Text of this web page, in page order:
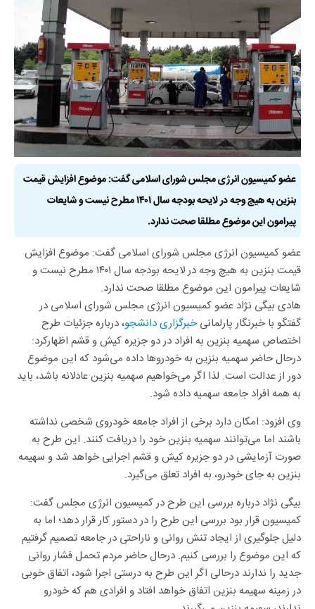
عضو کمیسیون انرژی مجلس شورای اسلامی گفت: موضوع افزایش قیمت
بنزین به هیچ وجه در لایحه بودجه سال ۱۴۰۱ مطرح نیست و شایعات
پیرامون این موضوع مطلقا صحت ندارد.
عضو کمیسیون انرژی مجلس شورای اسلامی گفت: موضوع افزایش
قیمت بنزین به هیچ وجه در لایحه بودجه سال ۱۴۰۱ مطرح نیست و
شایعات پیرامون این موضوع مطلقا صحت ندارد.
هادی بیگی نژاد عضو کمیسیون انرژی مجلس شورای اسلامی در
گفتگو با خبرنگار پارلمانیخبرگزاری دانشجو، درباره جزئیات طرح
اختصاص سهمیه بنزین به افراد در دو جزیره کیش و قشم اظهارکرد:
درحال حاضر سهمیه بنزین به خودروها داده می‌شود که این موضوع
دور از عدالت است. لذا اگر می‌خواهیم سهمیه بنزین عادلانه باشد، باید
به همه افراد جامعه سهمیه داده شود.
وی افزود: امکان دارد برخی از افراد جامعه خودروی شخصی نداشته
باشند اما می‌توانند سهمیه بنزین خود را دریافت کنند. این طرح به
صورت آزمایشی در دو جزیره کیش و قشم اجرایی خواهد شد و سهیمه
بنزین به جای خودرو، به افراد تعلق می‌گیرد.
بیگی نژاد درباره بررسی این طرح در کمیسیون انرژی مجلس گفت:
کمیسیون قرار بود بررسی این طرح را در دستور کار قرار دهد؛ اما به
دلیل جلوگیری از ایجاد تنش روانی و ناراحتی در جامعه تصمیم گرفتیم
که این موضوع را بررسی کنیم. درحال حاضر مردم تحمل فشار روانی
جدید را ندارند درحالی اگر این طرح به درستی اجرا شود، اتفاق خوبی
در زمینه سهیمه بنزین اتفاق خواهد افتاد و افرادی هم که خودرو